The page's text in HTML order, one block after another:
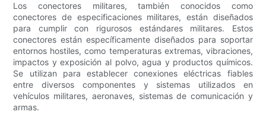
Los conectores militares, también conocidos como
conectores de especificaciones militares, están diseñados
para cumplir con rigurosos estándares militares. Estos
conectores están específicamente diseñados para soportar
entornos hostiles, como temperaturas extremas, vibraciones,
impactos y exposición al polvo, agua y productos químicos.
Se utilizan para establecer conexiones eléctricas fiables
entre diversos componentes y sistemas utilizados en
vehículos militares, aeronaves, sistemas de comunicación y
armas.